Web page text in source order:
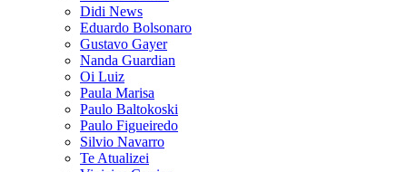
Didi News
Eduardo Bolsonaro
Gustavo Gayer
Nanda Guardian
Oi Luiz
Paula Marisa
Paulo Baltokoski
Paulo Figueiredo
Silvio Navarro
Te Atualizei